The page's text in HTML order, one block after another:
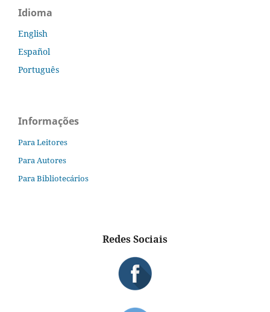
Idioma
English
Español
Português
Informações
Para Leitores
Para Autores
Para Bibliotecários
Redes Sociais